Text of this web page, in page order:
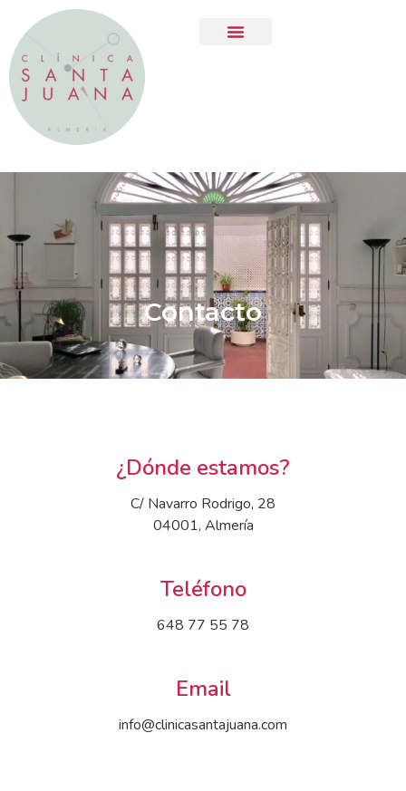
Contacto
¿Dónde estamos?
C/ Navarro Rodrigo, 28
04001, Almería
Teléfono
648 77 55 78
Email
info@clinicasantajuana.com